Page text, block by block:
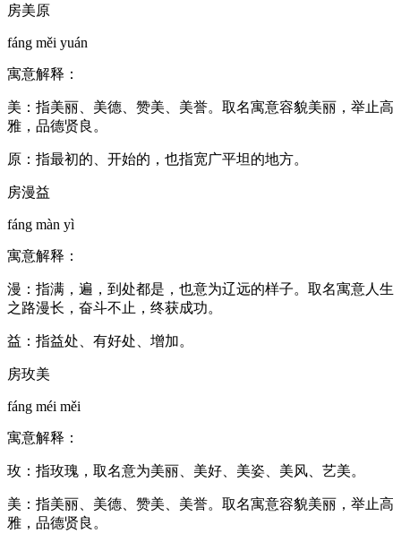
房美原
fáng měi yuán
寓意解释：
美：指美丽、美德、赞美、美誉。取名寓意容貌美丽，举止高
雅，品德贤良。
原：指最初的、开始的，也指宽广平坦的地方。
房漫益
fáng màn yì
寓意解释：
漫：指满，遍，到处都是，也意为辽远的样子。取名寓意人生
之路漫长，奋斗不止，终获成功。
益：指益处、有好处、增加。
房玫美
fáng méi měi
寓意解释：
玫：指玫瑰，取名意为美丽、美好、美姿、美风、艺美。
美：指美丽、美德、赞美、美誉。取名寓意容貌美丽，举止高
雅，品德贤良。